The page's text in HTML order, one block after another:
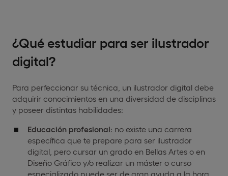
¿Qué estudiar para ser ilustrador
digital?
Para perfeccionar su técnica, un ilustrador digital debe
adquirir conocimientos en una diversidad de disciplinas
y poseer distintas habilidades:
Educación profesional: no existe una carrera
específica que te prepare para ser ilustrador
digital, pero cursar un grado en Bellas Artes o en
Diseño Gráfico y/o realizar un máster o curso
especializado puede ser de gran ayuda a la hora